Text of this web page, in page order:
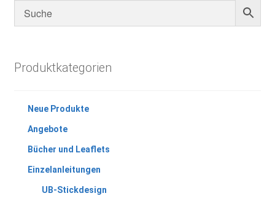
Produktkategorien
Neue Produkte
Angebote
Bücher und Leaflets
Einzelanleitungen
UB-Stickdesign